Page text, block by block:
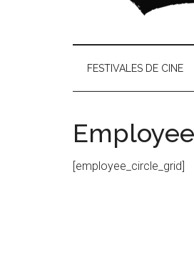
FESTIVALES DE CINE
[employee_circle_grid]